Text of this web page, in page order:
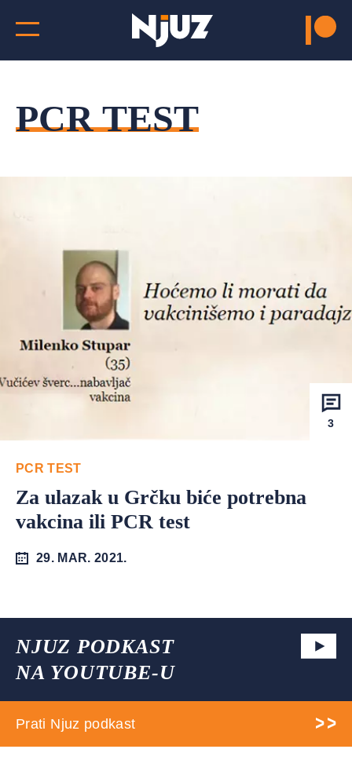
PCR TEST
3
PCR TEST
Za ulazak u Grčku biće potrebna
vakcina ili PCR test
29. MAR. 2021.
NJUZ PODKAST
NA YOUTUBE-U
Prati Njuz podkast